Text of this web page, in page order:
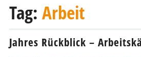
Tag: Arbeit
Jahres Rückblick –